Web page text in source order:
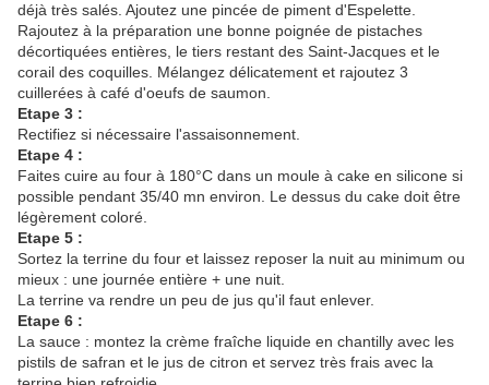
déjà très salés. Ajoutez une pincée de piment d'Espelette.
Rajoutez à la préparation une bonne poignée de pistaches
décortiquées entières, le tiers restant des Saint-Jacques et le
corail des coquilles. Mélangez délicatement et rajoutez 3
cuillerées à café d'oeufs de saumon.
Etape 3 :
Rectifiez si nécessaire l'assaisonnement.
Etape 4 :
Faites cuire au four à 180°C dans un moule à cake en silicone si
possible pendant 35/40 mn environ. Le dessus du cake doit être
légèrement coloré.
Etape 5 :
Sortez la terrine du four et laissez reposer la nuit au minimum ou
mieux : une journée entière + une nuit.
La terrine va rendre un peu de jus qu'il faut enlever.
Etape 6 :
La sauce : montez la crème fraîche liquide en chantilly avec les
pistils de safran et le jus de citron et servez très frais avec la